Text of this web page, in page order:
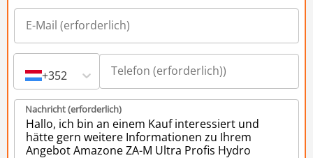
+352
Nachricht (erforderlich)